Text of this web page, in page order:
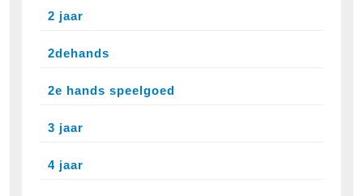
2 jaar
2dehands
2e hands speelgoed
3 jaar
4 jaar